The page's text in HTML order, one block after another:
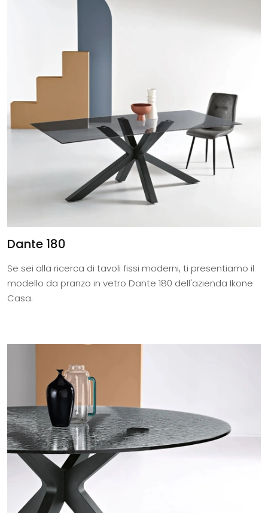
Dante 180
Se sei alla ricerca di tavoli fissi moderni, ti presentiamo il
modello da pranzo in vetro Dante 180 dell'azienda Ikone
Casa.